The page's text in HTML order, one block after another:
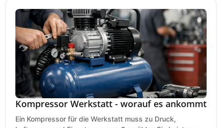
Kompressor Werkstatt - worauf es ankommt
Ein Kompressor für die Werkstatt muss zu Druck,